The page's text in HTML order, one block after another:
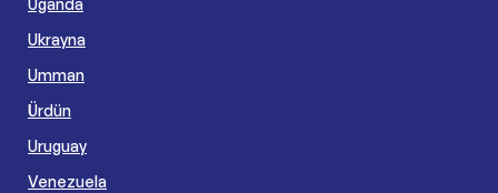
Ukrayna
Umman
Ürdün
Uruguay
Venezuela